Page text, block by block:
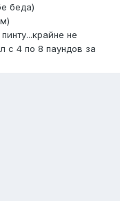
беда)
не
с 4 по 8 паундов за